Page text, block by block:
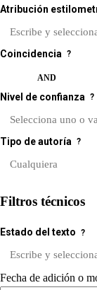
Atribución
Coincidencia ?
AND
Nivel de confianza ?
Tipo de autoría ?
Filtros técnicos
Estado del texto ?
Fecha de adición o